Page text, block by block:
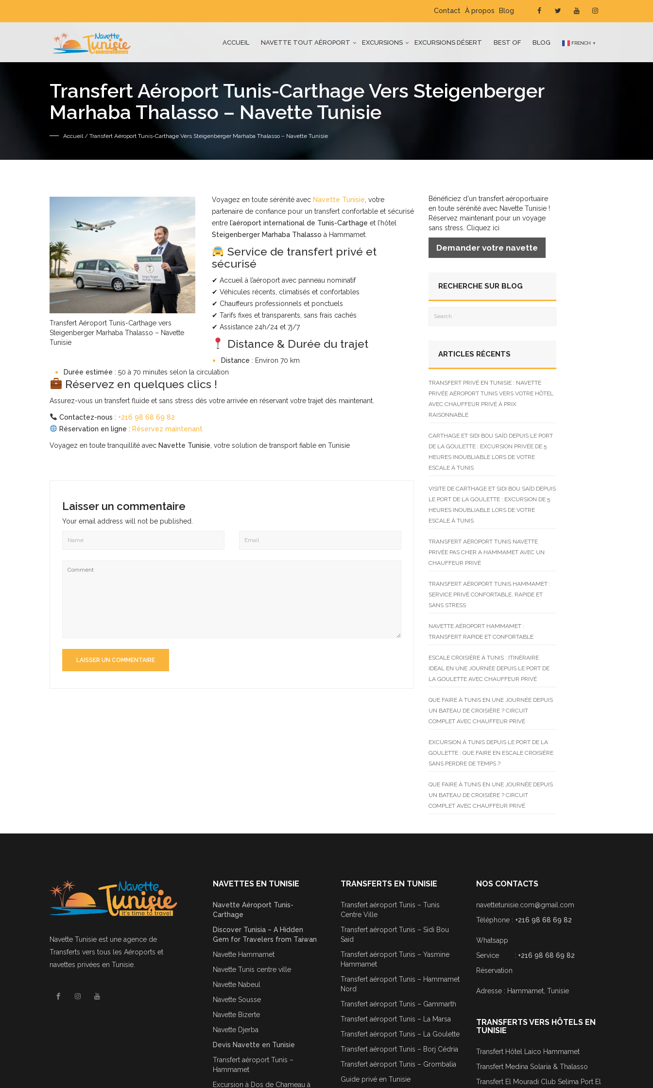
Contact À propos Blog
ACCUEIL NAVETTE TOUT AÉROPORT EXCURSIONS EXCURSIONS DÉSERT BEST OF BLOG FRENCH ▼
Transfert Aéroport Tunis-Carthage Vers Steigenberger
Marhaba Thalasso – Navette Tunisie
Accueil/ Transfert Aéroport Tunis-Carthage Vers Steigenberger Marhaba Thalasso – Navette Tunisie
Transfert Aéroport Tunis-Carthage vers
Steigenberger Marhaba Thalasso – Navette
Tunisie
Voyagez en toute sérénité avec Navette Tunisie , votre
partenaire de confiance pour un transfert confortable et sécurisé
entre l’aéroport international de Tunis-Carthage et l’hôtel
Steigenberger Marhaba Thalasso à Hammamet.
Service de transfert privé et
sécurisé
✔ Accueil à l’aéroport avec panneau nominatif
✔ Véhicules récents, climatisés et confortables
✔ Chauffeurs professionnels et ponctuels
✔ Tarifs fixes et transparents, sans frais cachés
✔ Assistance 24h/24 et 7j/7
Distance & Durée du trajet
Distance : Environ 70 km
Durée estimée : 50 à 70 minutes selon la circulation
Réservez en quelques clics !
Assurez-vous un transfert fluide et sans stress dès votre arrivée en réservant votre trajet dès maintenant.
Contactez-nous : +216 98 68 69 82
Réservation en ligne : Réservez maintenant
Voyagez en toute tranquillité avec Navette Tunisie , votre solution de transport fiable en Tunisie
Laisser un commentaire
Your email address will not be published.
Bénéficiez d'un transfert aéroportuaire
en toute sérénité avec Navette Tunisie !
Réservez maintenant pour un voyage
sans stress. Cliquez ici
Demander votre navette
RECHERCHE SUR BLOG
ARTICLES RÉCENTS
TRANSFERT PRIVÉ EN TUNISIE : NAVETTE
PRIVÉE AÉROPORT TUNIS VERS VOTRE HÔTEL
AVEC CHAUFFEUR PRIVÉ À PRIX
RAISONNABLE
CARTHAGE ET SIDI BOU SAÏD DEPUIS LE PORT
DE LA GOULETTE : EXCURSION PRIVÉE DE 5
HEURES INOUBLIABLE LORS DE VOTRE
ESCALE À TUNIS
VISITE DE CARTHAGE ET SIDI BOU SAÏD DEPUIS
LE PORT DE LA GOULETTE : EXCURSION DE 5
HEURES INOUBLIABLE LORS DE VOTRE
ESCALE À TUNIS
TRANSFERT AÉROPORT TUNIS NAVETTE
PRIVÉE PAS CHER A HAMMAMET AVEC UN
CHAUFFEUR PRIVÉ
TRANSFERT AÉROPORT TUNIS HAMMAMET :
SERVICE PRIVÉ CONFORTABLE, RAPIDE ET
SANS STRESS
NAVETTE AÉROPORT HAMMAMET :
TRANSFERT RAPIDE ET CONFORTABLE
ESCALE CROISIÈRE À TUNIS : ITINÉRAIRE
IDÉAL EN UNE JOURNÉE DEPUIS LE PORT DE
LA GOULETTE AVEC CHAUFFEUR PRIVÉ
QUE FAIRE À TUNIS EN UNE JOURNÉE DEPUIS
UN BATEAU DE CROISIÈRE ? CIRCUIT
COMPLET AVEC CHAUFFEUR PRIVÉ
EXCURSION À TUNIS DEPUIS LE PORT DE LA
GOULETTE : QUE FAIRE EN ESCALE CROISIÈRE
SANS PERDRE DE TEMPS ?
QUE FAIRE À TUNIS EN UNE JOURNÉE DEPUIS
UN BATEAU DE CROISIÈRE ? CIRCUIT
COMPLET AVEC CHAUFFEUR PRIVÉ
Navette Tunisie est une agence de
Transferts vers tous les Aéroports et
navettes privées en Tunisie.
NAVETTES EN TUNISIE
Navette Aéroport Tunis-
Carthage
Discover Tunisia – A Hidden
Gem for Travelers from Taiwan
Navette Hammamet
Navette Tunis centre ville
Navette Nabeul
Navette Sousse
Navette Bizerte
Navette Djerba
Devis Navette en Tunisie
Transfert aéroport Tunis –
Hammamet
Excursion à Dos de Chameau à
TRANSFERTS EN TUNISIE
Transfert aéroport Tunis – Tunis
Centre Ville
Transfert aéroport Tunis – Sidi Bou
Said
Transfert aéroport Tunis – Yasmine
Hammamet
Transfert aéroport Tunis – Hammamet
Nord
Transfert aéroport Tunis – Gammarth
Transfert aéroport Tunis – La Marsa
Transfert aéroport Tunis – La Goulette
Transfert aéroport Tunis – Borj Cédria
Transfert aéroport Tunis – Grombalia
Guide privé en Tunisie
NOS CONTACTS
navettetunisie.com@gmail.com
Téléphone : +216 98 68 69 82
Whatsapp
Service : +216 98 68 69 82
Réservation
Adresse : Hammamet, Tunisie
TRANSFERTS VERS HÔTELS EN
TUNISIE
Transfert Hôtel Laico Hammamet
Transfert Medina Solaria & Thalasso
Transfert El Mouradi Club Selima Port El